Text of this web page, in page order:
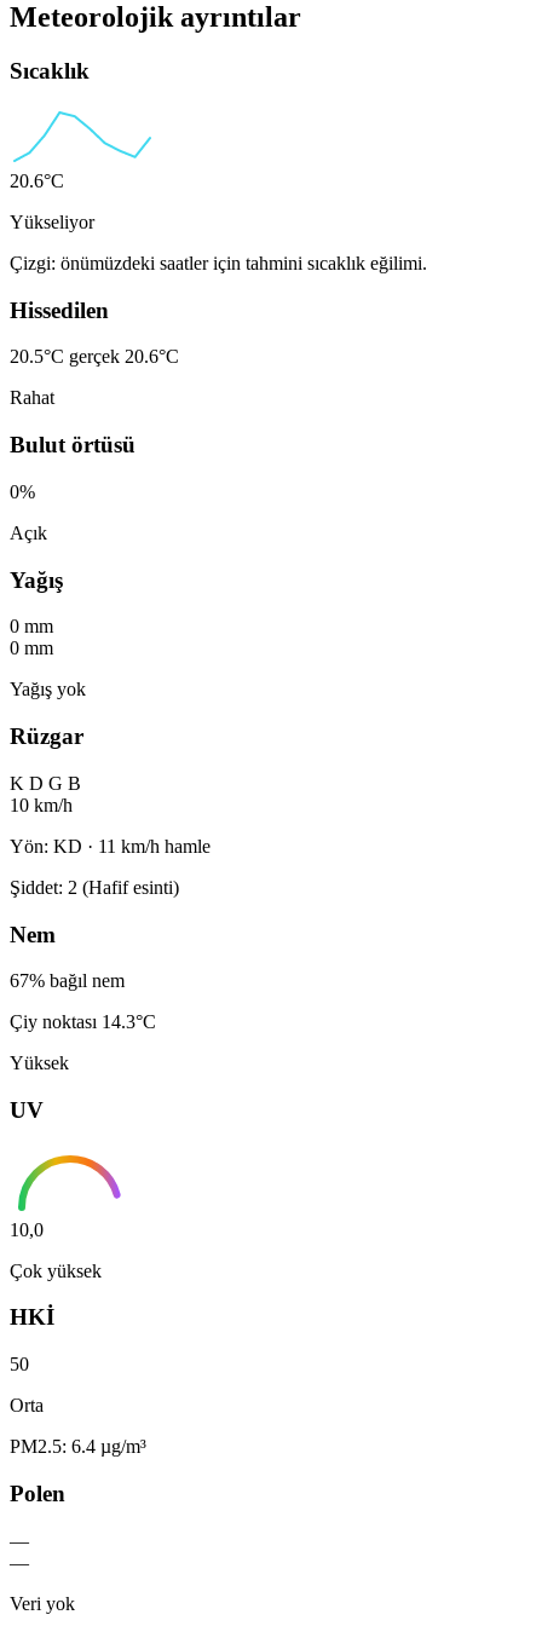
Meteorolojik ayrıntılar
Sıcaklık
20.6°C
Yükseliyor
Çizgi: önümüzdeki saatler için tahmini sıcaklık eğilimi.
Hissedilen
20.5°C gerçek 20.6°C
Rahat
Bulut örtüsü
0%
Açık
Yağış
0 mm
0 mm
Yağış yok
Rüzgar
K D G B
10 km/h
Yön: KD · 11 km/h hamle
Şiddet: 2 (Hafif esinti)
Nem
67% bağıl nem
Çiy noktası 14.3°C
Yüksek
UV
10,0
Çok yüksek
HKİ
50
Orta
PM2.5: 6.4 µg/m³
Polen
—
—
Veri yok